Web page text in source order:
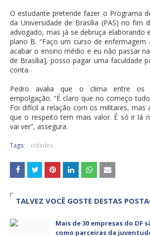
O estudante pretende fazer o Programa
da Universidade de Brasília (PAS) no fim
advogado, mas já se debruça elaborando
plano B. “Faço um curso de enfermagem
acabar o ensino médio e eu não passar
de Brasília], posso pagar uma faculdade
conta.
Pedro avalia que o clima entre os
empolgação. “É claro que no começo
Foi difícil a relação com os militares, mas
que o respeito tem mais valor. É só ir lá
vai ver”, assegura.
Tags: cidades
TALVEZ VOCÊ GOSTE DESTAS
Mais de 30 empresas do DF
como parceiras da